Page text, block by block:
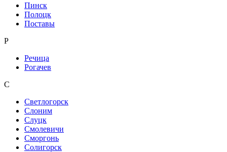
Пинск
Полоцк
Поставы
Р
Речица
Рогачев
С
Светлогорск
Слоним
Слуцк
Смолевичи
Сморгонь
Солигорск